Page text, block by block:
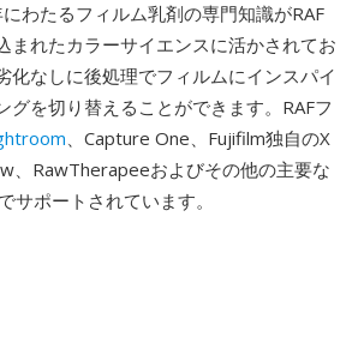
わたるフィルム乳剤の専門知識がRAF
まれたカラーサイエンスに活かされてお
化なしに後処理でフィルムにインスパイ
グを切り替えることができます。RAFフ
、Capture One、Fujifilm独自のX
、RawTherapeeおよびその他の主要な
サポートされています。